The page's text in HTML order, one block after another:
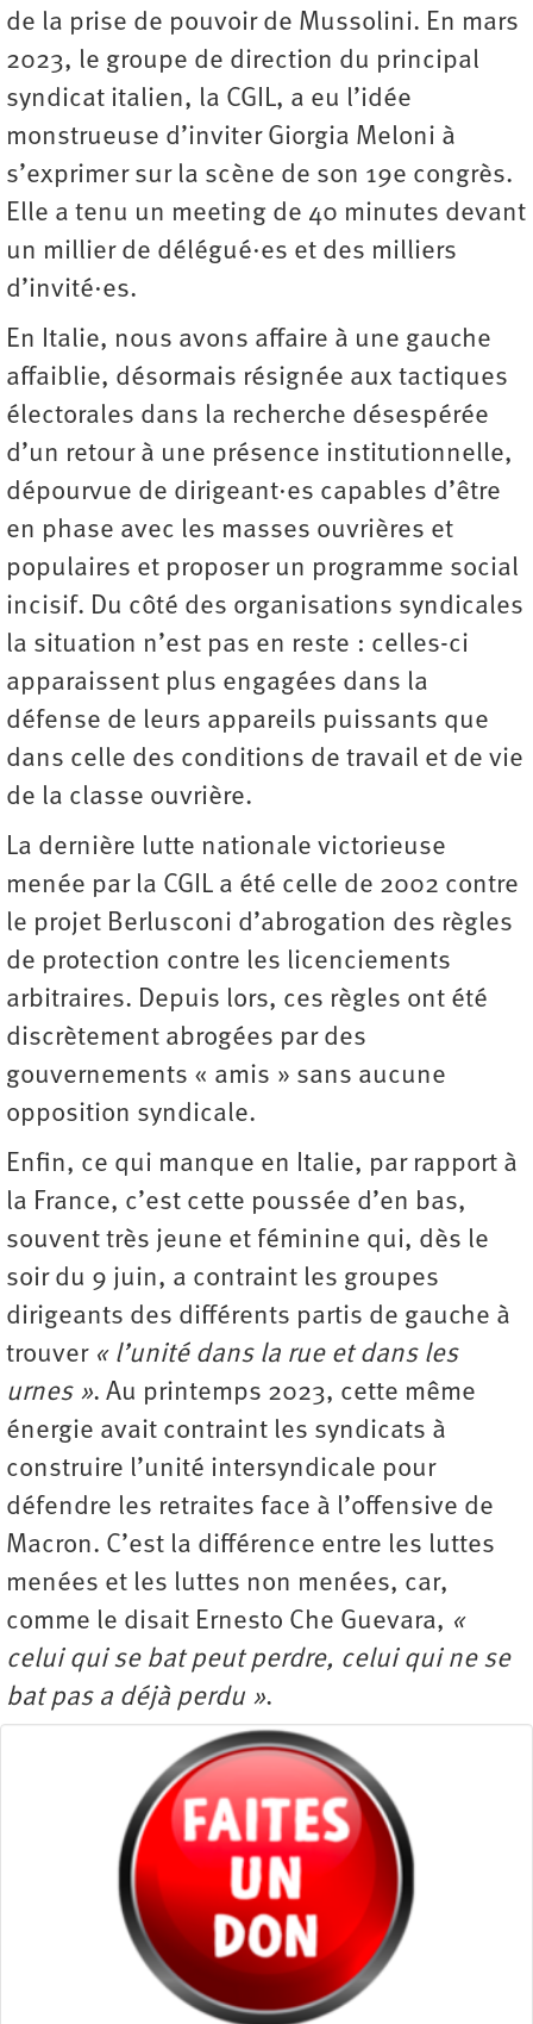
de la prise de pouvoir de Mussolini. En mars
2023, le groupe de direction du principal
syndicat italien, la CGIL, a eu l’idée
monstrueuse d’inviter Giorgia Meloni à
s’exprimer sur la scène de son 19e congrès.
Elle a tenu un meeting de 40 minutes devant
un millier de délégué·es et des milliers
d’invité·es.
En Italie, nous avons affaire à une gauche
affaiblie, désormais résignée aux tactiques
électorales dans la recherche désespérée
d’un retour à une présence institutionnelle,
dépourvue de dirigeant·es capables d’être
en phase avec les masses ouvrières et
populaires et proposer un programme social
incisif. Du côté des organisations syndicales
la situation n’est pas en reste : celles-ci
apparaissent plus engagées dans la
défense de leurs appareils puissants que
dans celle des conditions de travail et de vie
de la classe ouvrière.
La dernière lutte nationale victorieuse
menée par la CGIL a été celle de 2002 contre
le projet Berlusconi d’abrogation des règles
de protection contre les licenciements
arbitraires. Depuis lors, ces règles ont été
discrètement abrogées par des
gouvernements « amis » sans aucune
opposition syndicale.
Enfin, ce qui manque en Italie, par rapport à
la France, c’est cette poussée d’en bas,
souvent très jeune et féminine qui, dès le
soir du 9 juin, a contraint les groupes
dirigeants des différents partis de gauche à
trouver « l’unité dans la rue et dans les
urnes ». Au printemps 2023, cette même
énergie avait contraint les syndicats à
construire l’unité intersyndicale pour
défendre les retraites face à l’offensive de
Macron. C’est la différence entre les luttes
menées et les luttes non menées, car,
comme le disait Ernesto Che Guevara, «
celui qui se bat peut perdre, celui qui ne se
bat pas a déjà perdu ».